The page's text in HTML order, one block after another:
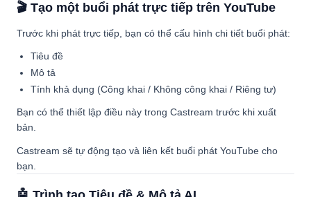
🎬 Tạo một buổi phát trực tiếp trên YouTube
Trước khi phát trực tiếp, bạn có thể cấu hình chi tiết buổi phát:
Tiêu đề
Mô tả
Tính khả dụng (Công khai / Không công khai / Riêng tư)
Bạn có thể thiết lập điều này trong Castream trước khi xuất
bản.
Castream sẽ tự động tạo và liên kết buổi phát YouTube cho
bạn.